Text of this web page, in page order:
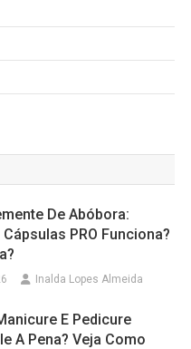
De Abóbora:
PRO Funciona?
Inalda Lopes Almeida
E Pedicure
A Pena? Veja Como